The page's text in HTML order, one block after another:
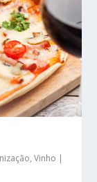
,Vinho |